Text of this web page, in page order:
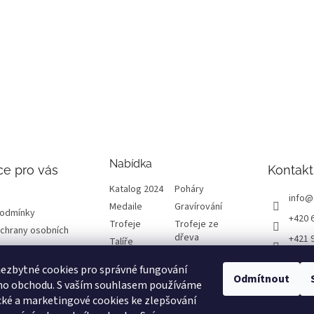
cookies pro správné fungování
obchodu. S vaším souhlasem používáme
a marketingové cookies ke zlepšování
Odmítnout
pro vás
osobních
Nabídka
Katalog 2024
Poháry
Medaile
Gravírování
Trofeje
Trofeje ze
dřeva
Talíře
Emblémy
Výprodej
Kontakt
info@
+420
+421